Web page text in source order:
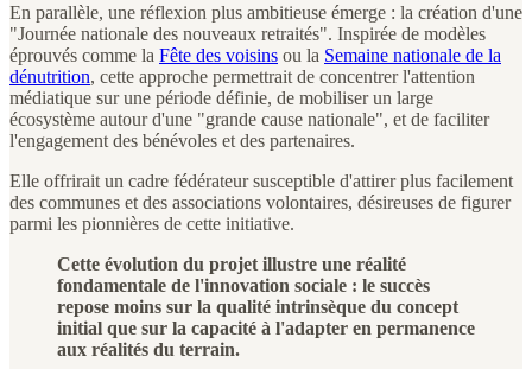
En parallèle, une réflexion plus ambitieuse émerge : la création d'une
"Journée nationale des nouveaux retraités". Inspirée de modèles
éprouvés comme la Fête des voisins ou la Semaine nationale de la
dénutrition, cette approche permettrait de concentrer l'attention
médiatique sur une période définie, de mobiliser un large
écosystème autour d'une "grande cause nationale", et de faciliter
l'engagement des bénévoles et des partenaires.
Elle offrirait un cadre fédérateur susceptible d'attirer plus facilement
des communes et des associations volontaires, désireuses de figurer
parmi les pionnières de cette initiative.
Cette évolution du projet illustre une réalité
fondamentale de l'innovation sociale : le succès
repose moins sur la qualité intrinsèque du concept
initial que sur la capacité à l'adapter en permanence
aux réalités du terrain.